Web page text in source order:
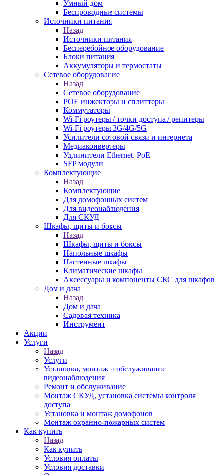
Умный дом
Беспроводные системы
Источники питания
Назад
Источники питания
Бесперебойное оборудование
Блоки питания
Аккумуляторы и термостаты
Сетевое оборудование
Назад
Сетевое оборудование
POE инжекторы и сплиттеры
Коммутаторы
Wi-Fi роутеры / точки доступа / репитеры
Wi-Fi роутеры 3G/4G/5G
Усилители сотовой связи и интернета
Медиаконвертеры
Удлинители Ethernet, PoE
SFP модули
Комплектующие
Назад
Комплектующие
Для домофонных систем
Для видеонаблюдения
Для СКУД
Шкафы, щиты и боксы
Назад
Шкафы, щиты и боксы
Напольные шкафы
Настенные шкафы
Климатические шкафы
Аксессуары и компоненты СКС для шкафов
Дом и дача
Назад
Дом и дача
Садовая техника
Инструмент
Акции
Услуги
Назад
Услуги
Установка, монтаж и обслуживание
видеонаблюдения
Ремонт и обслуживание
Монтаж СКУД, установка системы контроля
доступа
Установка и монтаж домофонов
Монтаж охранно-пожарных систем
Как купить
Назад
Как купить
Условия оплаты
Условия доставки